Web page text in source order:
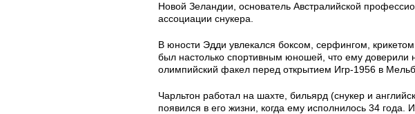
Новой Зеландии, основатель Австралийской
ассоциации снукера.
В юности Эдди увлекался боксом, серфингом,
был настолько спортивным юношей, что ему доверили
олимпийский факел перед открытием Игр-1956 в
Чарльтон работал на шахте, бильярд (снукер и
появился в его жизни, когда ему исполнилось 34 года.